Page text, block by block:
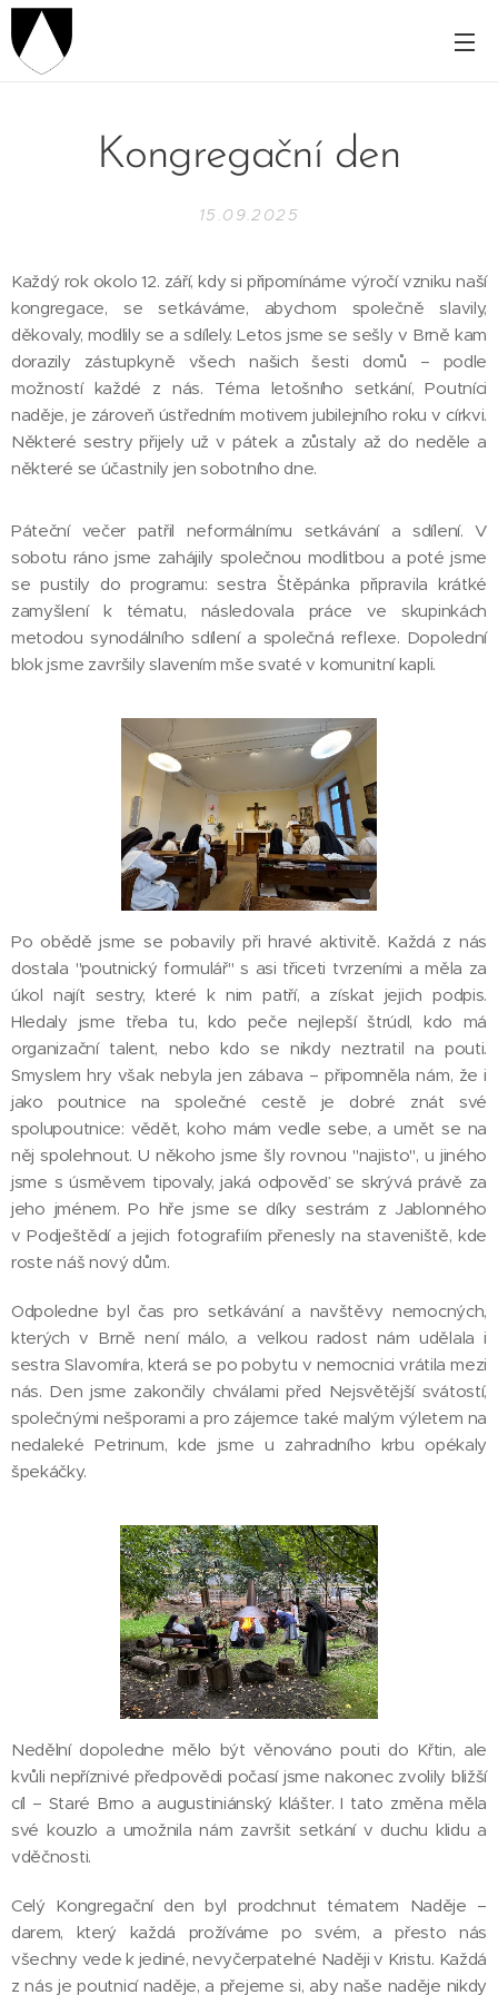
Kongregační den
15.09.2025
Každý rok okolo 12. září, kdy si připomínáme výročí vzniku naší
kongregace, se setkáváme, abychom společně slavily,
děkovaly, modlily se a sdílely. Letos jsme se sešly v Brně kam
dorazily zástupkyně všech našich šesti domů – podle
možností každé z nás. Téma letošního setkání, Poutníci
naděje, je zároveň ústředním motivem jubilejního roku v církvi.
Některé sestry přijely už v pátek a zůstaly až do neděle a
některé se účastnily jen sobotního dne.
Páteční večer patřil neformálnímu setkávání a sdílení. V
sobotu ráno jsme zahájily společnou modlitbou a poté jsme
se pustily do programu: sestra Štěpánka připravila krátké
zamyšlení k tématu, následovala práce ve skupinkách
metodou synodálního sdílení a společná reflexe. Dopolední
blok jsme završily slavením mše svaté v komunitní kapli.
Po obědě jsme se pobavily při hravé aktivitě. Každá z nás
dostala "poutnický formulář" s asi třiceti tvrzeními a měla za
úkol najít sestry, které k nim patří, a získat jejich podpis.
Hledaly jsme třeba tu, kdo peče nejlepší štrúdl, kdo má
organizační talent, nebo kdo se nikdy neztratil na pouti.
Smyslem hry však nebyla jen zábava – připomněla nám, že i
jako poutnice na společné cestě je dobré znát své
spolupoutnice: vědět, koho mám vedle sebe, a umět se na
něj spolehnout. U někoho jsme šly rovnou "najisto", u jiného
jsme s úsměvem tipovaly, jaká odpověď se skrývá právě za
jeho jménem. Po hře jsme se díky sestrám z Jablonného
v Podještědí a jejich fotografiím přenesly na staveniště, kde
roste náš nový dům.
Odpoledne byl čas pro setkávání a navštěvy nemocných,
kterých v Brně není málo, a velkou radost nám udělala i
sestra Slavomíra, která se po pobytu v nemocnici vrátila mezi
nás. Den jsme zakončily chválami před Nejsvětější svátostí,
společnými nešporami a pro zájemce také malým výletem na
nedaleké Petrinum, kde jsme u zahradního krbu opékaly
špekáčky.
Nedělní dopoledne mělo být věnováno pouti do Křtin, ale
kvůli nepříznivé předpovědi počasí jsme nakonec zvolily bližší
cíl – Staré Brno a augustiniánský klášter. I tato změna měla
své kouzlo a umožnila nám završit setkání v duchu klidu a
vděčnosti.
Celý Kongregační den byl prodchnut tématem Naděje –
darem, který každá prožíváme po svém, a přesto nás
všechny vede k jediné, nevyčerpatelné Naději v Kristu. Každá
z nás je poutnicí naděje, a přejeme si, aby naše naděje nikdy